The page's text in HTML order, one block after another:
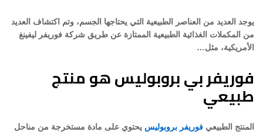
يوجد العديد من العناصر الطبيعية التي يحتاجها الجسم، وتم اكتشاف العديد
من المكملات الغذائية الطبيعية الممتازة عن طريق شركة فوريفر ليفينغ
الأمريكية، مثل…
فوريفر بي بروبوليس هو منتج
طبيعي
المنتج الطبيعي فوريفر بروبوليس يحتوي على مادة مستخرجة من مناحل